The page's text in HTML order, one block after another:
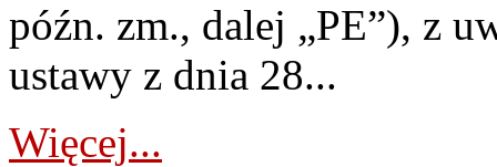
późn. zm., dalej „PE”), z
ustawy z dnia 28...
Więcej...